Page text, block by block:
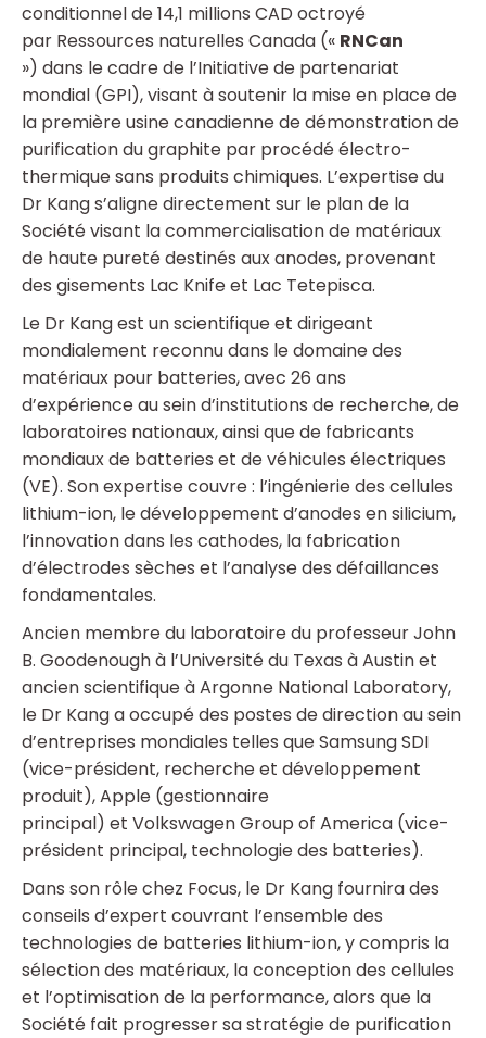
conditionnel de 14,1 millions CAD octroyé
par Ressources naturelles Canada (« RNCan
») dans le cadre de l’Initiative de partenariat
mondial (GPI), visant à soutenir la mise en place de
la première usine canadienne de démonstration de
purification du graphite par procédé électro-
thermique sans produits chimiques. L’expertise du
Dr Kang s’aligne directement sur le plan de la
Société visant la commercialisation de matériaux
de haute pureté destinés aux anodes, provenant
des gisements Lac Knife et Lac Tetepisca.
Le Dr Kang est un scientifique et dirigeant
mondialement reconnu dans le domaine des
matériaux pour batteries, avec 26 ans
d’expérience au sein d’institutions de recherche, de
laboratoires nationaux, ainsi que de fabricants
mondiaux de batteries et de véhicules électriques
(VE). Son expertise couvre : l’ingénierie des cellules
lithium-ion, le développement d’anodes en silicium,
l’innovation dans les cathodes, la fabrication
d’électrodes sèches et l’analyse des défaillances
fondamentales.
Ancien membre du laboratoire du professeur John
B. Goodenough à l’Université du Texas à Austin et
ancien scientifique à Argonne National Laboratory,
le Dr Kang a occupé des postes de direction au sein
d’entreprises mondiales telles que Samsung SDI
(vice-président, recherche et développement
produit), Apple (gestionnaire
principal) et Volkswagen Group of America (vice-
président principal, technologie des batteries).
Dans son rôle chez Focus, le Dr Kang fournira des
conseils d’expert couvrant l’ensemble des
technologies de batteries lithium-ion, y compris la
sélection des matériaux, la conception des cellules
et l’optimisation de la performance, alors que la
Société fait progresser sa stratégie de purification